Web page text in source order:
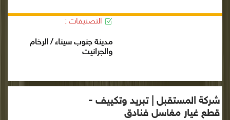
التصنيفات :
مدينة جنوب سيناء / الرخام
والجرانيت
شركة المستقبل | تبريد وتكييف -
قطع غيار مغاسل فنادق